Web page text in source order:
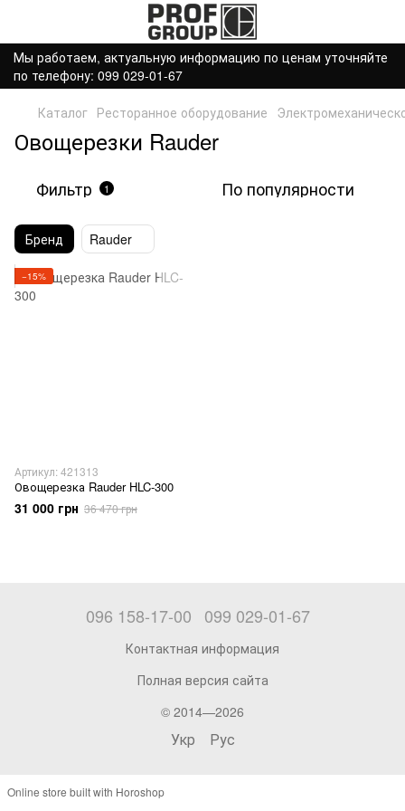
Мы работаем, актуальную информацию по ценам уточняйте
по телефону: 099 029-01-67
Каталог Ресторанное оборудование
Овощерезки Rauder
Фильтр 1 По популярности
Бренд Rauder
−15%
Артикул: 421313
Овощерезка Rauder HLC-300
31 000 грн 36 470 грн
096 158-17-00 099 029-01-67
Контактная информация
Полная версия сайта
© 2014—2026
Укр Рус
Online store built with Horoshop